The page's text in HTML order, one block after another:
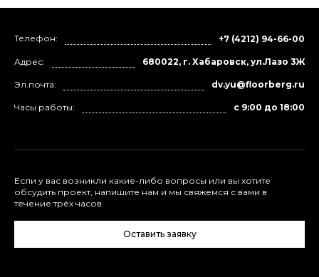
Телефон: +7 (4212) 94-66-00
Адрес: 680022, г. Хабаровск, ул.Лазо 3Ж
Эл.почта: dv.yu@floorberg.ru
Часы работы: с 9:00 до 18:00
Если у вас возникли какие-либо вопросы или вы хотите
обсудить проект, напишите нам и мы свяжемся с вами в
течение трёх часов.
Оставить заявку